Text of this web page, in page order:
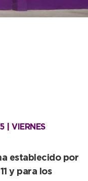
| VIERNES
establecido por
y para los